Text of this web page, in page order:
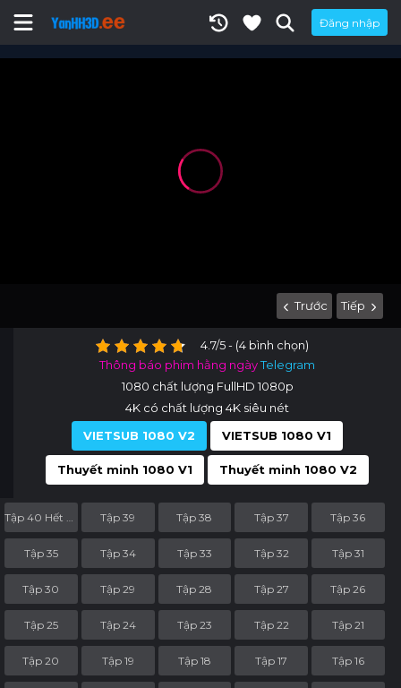
Đăng nhập
Trước Tiếp
4.7/5 - (4 bình chọn)
Thông báo phim hằng ngàyTelegram
1080 chất lượng FullHD 1080p
4K có chất lượng 4K siêu nét
VIETSUB 1080 V2
VIETSUB 1080 V1
Thuyết minh 1080 V1 Thuyết minh 1080 V2
Tập 39 Tập 38 Tập 37 Tập 36
Tập 35 Tập 34 Tập 33 Tập 32 Tập 31
Tập 30 Tập 29 Tập 28 Tập 27 Tập 26
Tập 25 Tập 24 Tập 23 Tập 22 Tập 21
Tập 20 Tập 19 Tập 18 Tập 17 Tập 16